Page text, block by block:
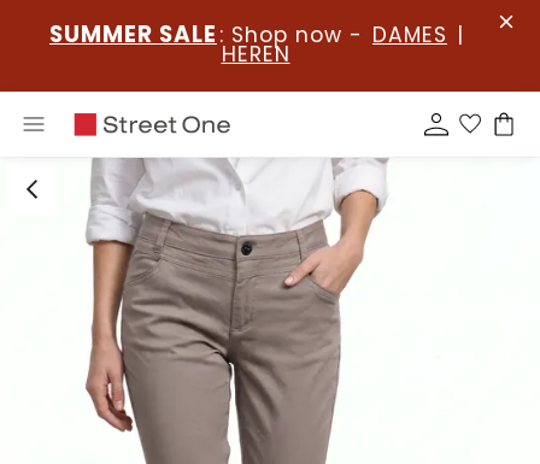
SUMMER SALE : Shop now - DAMES |
HEREN